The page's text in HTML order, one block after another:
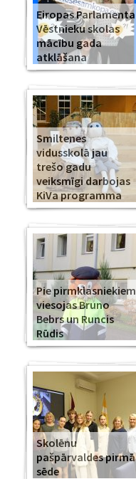
Eiropas Parlamenta
Vēstnieku skolas
mācību gada
atklāšana
Smiltenes
vidusskolā jau
trešo gadu
veiksmīgi darbojas
KiVa programma
Pie pirmklasniekiem
viesojas Bruno
Bebrs un Runcis
Rūdis
Skolēnu
pašpārvaldes pirmā
sēde